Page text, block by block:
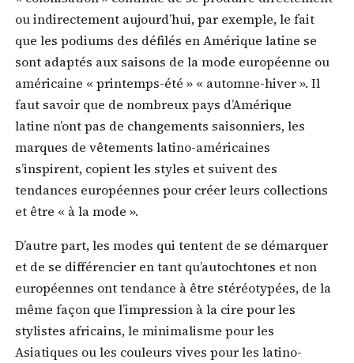
ou indirectement aujourd’hui, par exemple, le fait
que les podiums des défilés en Amérique latine se
sont adaptés aux saisons de la mode européenne ou
américaine « printemps-été » « automne-hiver ». Il
faut savoir que de nombreux pays d’Amérique
latine n’ont pas de changements saisonniers, les
marques de vêtements latino-américaines
s’inspirent, copient les styles et suivent des
tendances européennes pour créer leurs collections
et être « à la mode ».
D’autre part, les modes qui tentent de se démarquer
et de se différencier en tant qu’autochtones et non
européennes ont tendance à être stéréotypées, de la
même façon que l’impression à la cire pour les
stylistes africains, le minimalisme pour les
Asiatiques ou les couleurs vives pour les latino-